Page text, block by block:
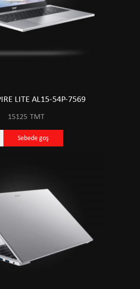
LITE AL15-54P-7569
15125 TMT
Sebede goş